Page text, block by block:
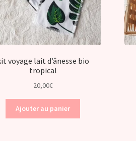
voyage lait d’ânesse bio
tropical
20,00€
Ajouter au panier